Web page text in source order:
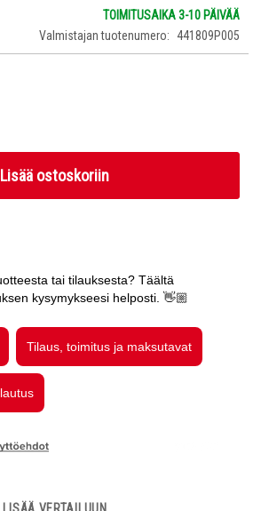
TOIMITUSAIKA 3-10 PÄIVÄÄ
Valmistajan tuotenumero
441809P005
Lisää ostoskoriin